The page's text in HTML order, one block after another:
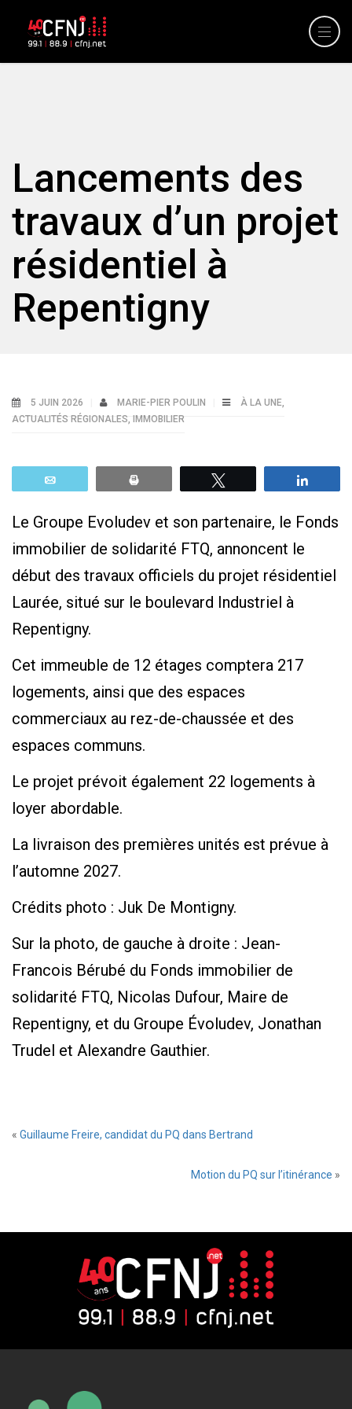
Lancements des
travaux d’un projet
résidentiel à
Repentigny
5 JUIN 2026 MARIE-PIER POULIN À LA UNE,
ACTUALITÉS RÉGIONALES, IMMOBILIER
Le Groupe Evoludev et son partenaire, le Fonds
immobilier de solidarité FTQ, annoncent le
début des travaux officiels du projet résidentiel
Laurée, situé sur le boulevard Industriel à
Repentigny.
Cet immeuble de 12 étages comptera 217
logements, ainsi que des espaces
commerciaux au rez-de-chaussée et des
espaces communs.
Le projet prévoit également 22 logements à
loyer abordable.
La livraison des premières unités est prévue à
l’automne 2027.
Crédits photo : Juk De Montigny.
Sur la photo, de gauche à droite : Jean-
Francois Bérubé du Fonds immobilier de
solidarité FTQ, Nicolas Dufour, Maire de
Repentigny, et du Groupe Évoludev, Jonathan
Trudel et Alexandre Gauthier.
« Guillaume Freire, candidat du PQ dans Bertrand
Motion du PQ sur l’itinérance »